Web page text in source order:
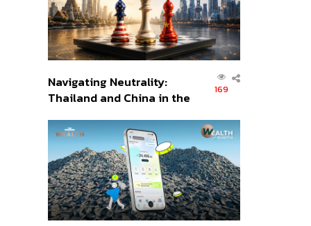
Navigating Neutrality:
Thailand and China in the
Order
169